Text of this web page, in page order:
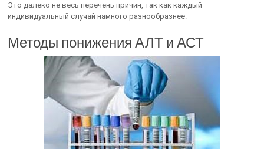
Это далеко не весь перечень причин, так как каждый
индивидуальный случай намного разнообразнее.
Методы понижения АЛТ и АСТ